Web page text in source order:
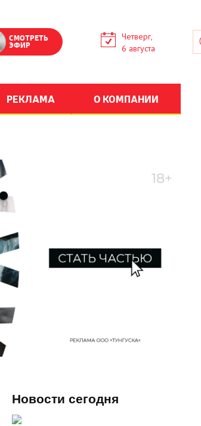
СМОТРЕТЬ
ЭФИР
Четверг,
6 августа
РЕКЛАМА О КОМПАНИИ
Новости сегодня